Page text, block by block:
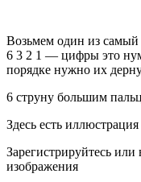
Возьмем один из
6 3 2 1 — цифры это
порядке нужно их
6 струну большим
Здесь есть иллюстрация
Зарегистрируйтесь
изображения